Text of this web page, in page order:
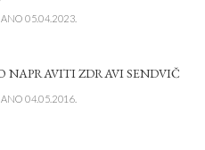
05.04.2023.
NAPRAVITI ZDRAVI SENDVIČ
04.05.2016.